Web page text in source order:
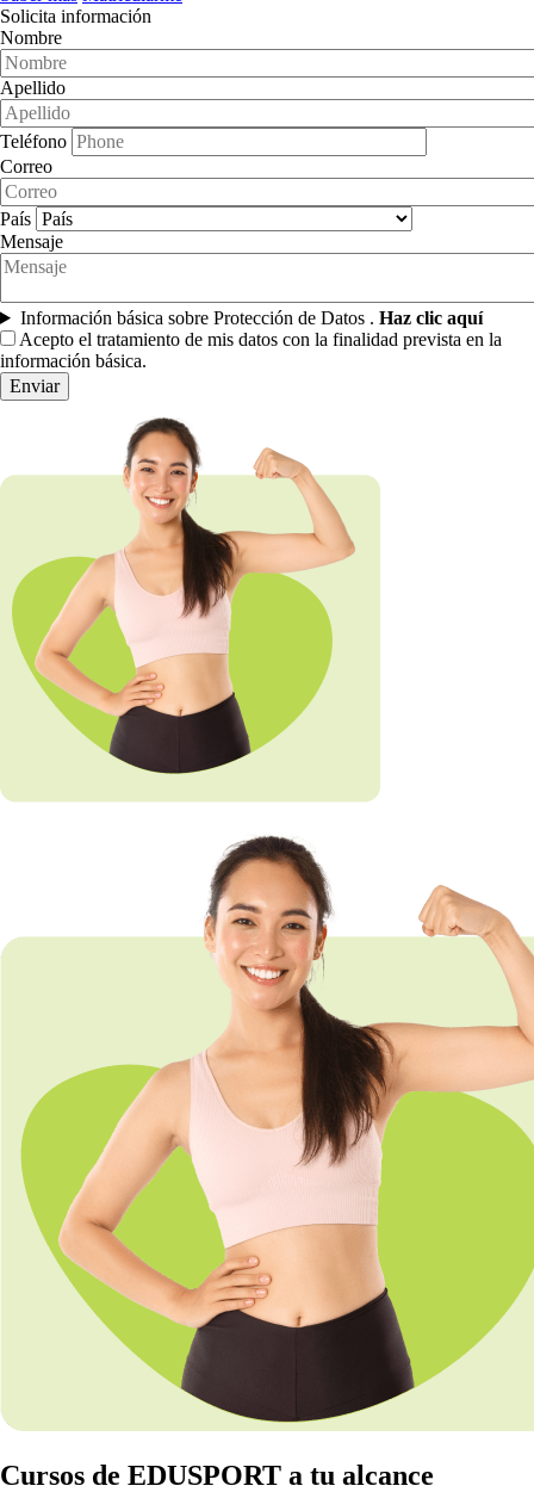
Solicita información
Nombre
Apellido
Teléfono
Correo
País
Mensaje
Información básica sobre Protección de Datos . Haz clic aquí
Acepto el tratamiento de mis datos con la finalidad prevista en la
información básica.
Cursos de EDUSPORT a tu alcance